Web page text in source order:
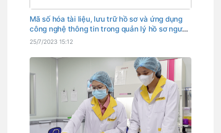
Mã số hóa tài liệu, lưu trữ hồ sơ và ứng dụng
công nghệ thông tin trong quản lý hồ sơ người
25/7/2023 15:12